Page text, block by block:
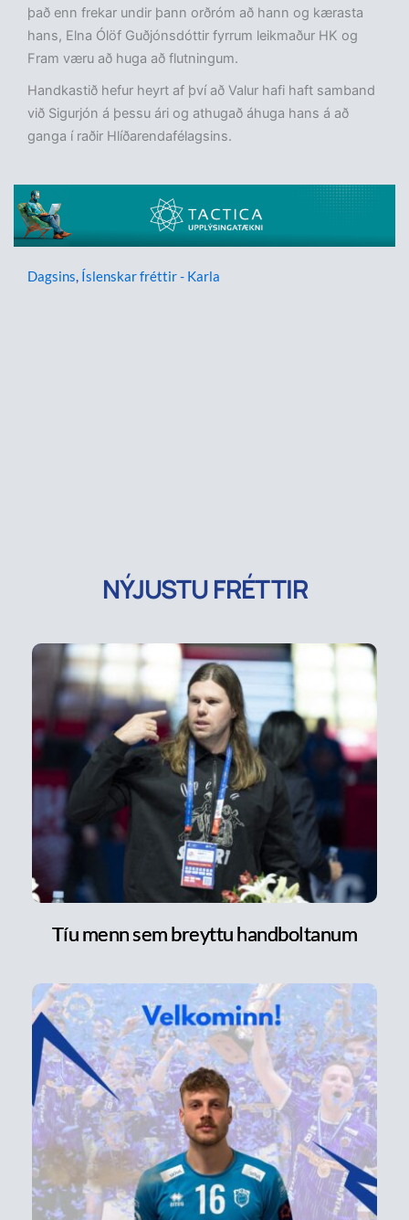
það enn frekar undir þann orðróm að hann og kærasta
hans, Elna Ólöf Guðjónsdóttir fyrrum leikmaður HK og
Fram væru að huga að flutningum.
Handkastið hefur heyrt af því að Valur hafi haft samband
við Sigurjón á þessu ári og athugað áhuga hans á að
ganga í raðir Hlíðarendafélagsins.
Dagsins, Íslenskar fréttir - Karla
NÝJUSTU FRÉTTIR
Tíu menn sem breyttu handboltanum